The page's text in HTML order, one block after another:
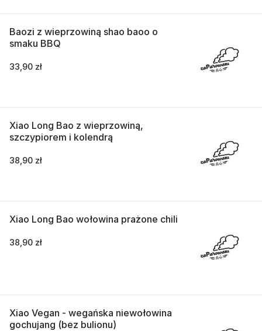
Baozi z wieprzowiną shao baoo o
smaku BBQ
33,90 zł
Xiao Long Bao z wieprzowiną,
szczypiorem i kolendrą
38,90 zł
Xiao Long Bao wołowina prażone chili
38,90 zł
Xiao Vegan - wegańska niewołowina
gochujang (bez bulionu)